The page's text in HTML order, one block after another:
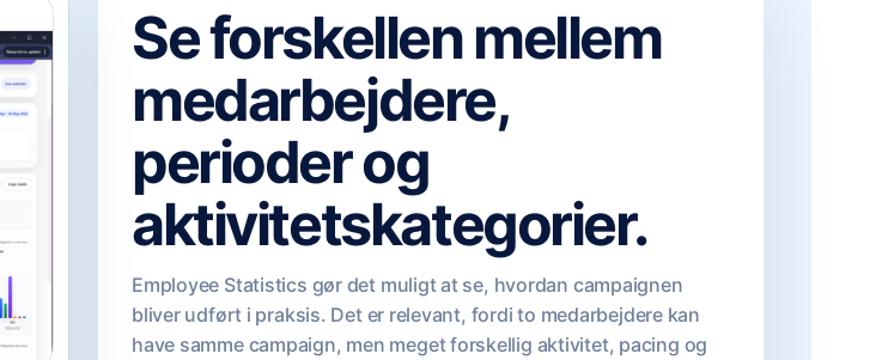
Se forskellen mellem
medarbejdere,
perioder og
aktivitetskategorier.
Employee Statistics gør det muligt at se, hvordan campaignen
bliver udført i praksis. Det er relevant, fordi to medarbejdere kan
have samme campaign, men meget forskellig aktivitet, pacing og